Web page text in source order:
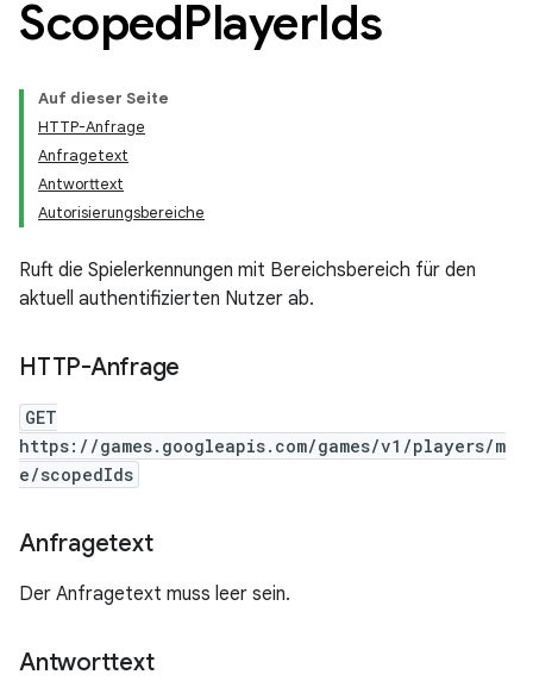
ScopedPlayerIds
Auf dieser Seite
HTTP-Anfrage
Anfragetext
Antworttext
Autorisierungsbereiche
Ruft die Spielerkennungen mit Bereichsbereich für den
aktuell authentifizierten Nutzer ab.
HTTP-Anfrage
GET
https://games.googleapis.com/games/v1/players/m
e/scopedIds
Anfragetext
Der Anfragetext muss leer sein.
Antworttext